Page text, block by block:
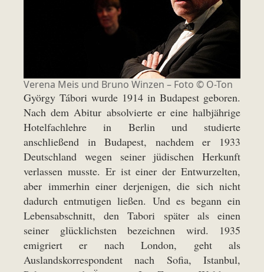
Verena Meis und Bruno Winzen – Foto © O-Ton
György Tábori wurde 1914 in Budapest geboren.
Nach dem Abitur absolvierte er eine halbjährige
Hotelfachlehre in Berlin und studierte
anschließend in Budapest, nachdem er 1933
Deutschland wegen seiner jüdischen Herkunft
verlassen musste. Er ist einer der Entwurzelten,
aber immerhin einer derjenigen, die sich nicht
dadurch entmutigen ließen. Und es begann ein
Lebensabschnitt, den Tabori später als einen
seiner glücklichsten bezeichnen wird. 1935
emigriert er nach London, geht als
Auslandskorrespondent nach Sofia, Istanbul,